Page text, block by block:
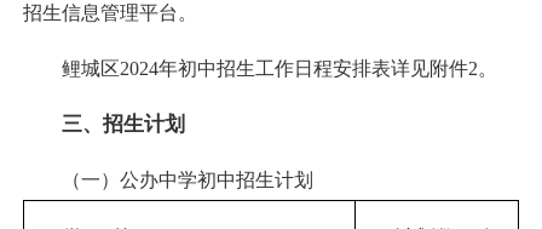
招生信息管理平台。
鲤城区2024年初中招生工作日程安排表详见附件2。
三、招生计划
（一）公办中学初中招生计划